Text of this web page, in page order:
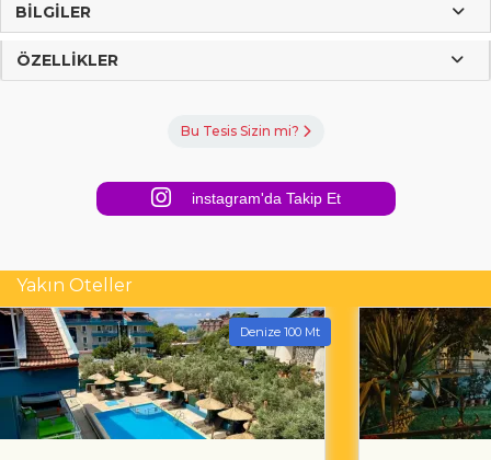
BILGILER
ÖZELLIKLER
Bu Tesis Sizin mi?
instagram'da Takip Et
Yakın Oteller
Denize 100 Mt